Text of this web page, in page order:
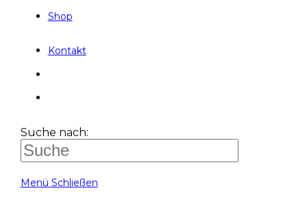
Shop
Kontakt
Suche nach:
Menü Schließen